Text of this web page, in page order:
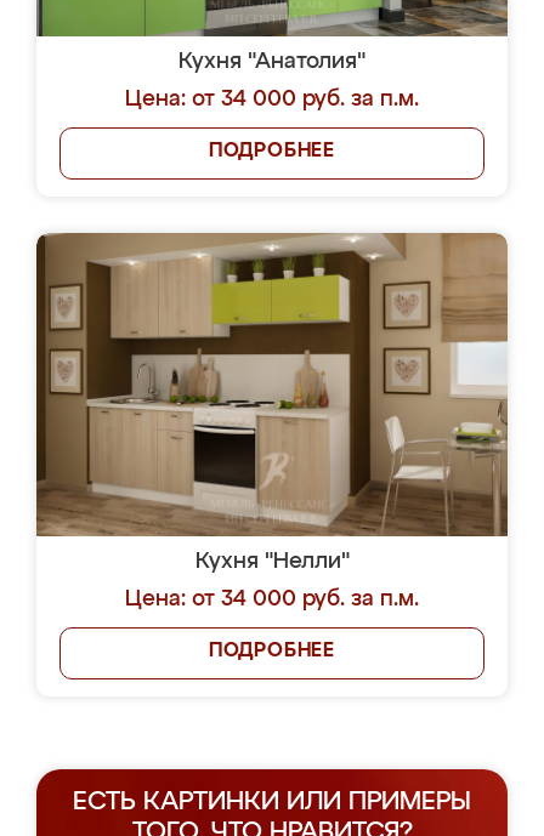
Кухня "Анатолия"
Цена: от 34 000 руб. за п.м.
ПОДРОБНЕЕ
Кухня "Нелли"
Цена: от 34 000 руб. за п.м.
ПОДРОБНЕЕ
ЕСТЬ КАРТИНКИ ИЛИ ПРИМЕРЫ